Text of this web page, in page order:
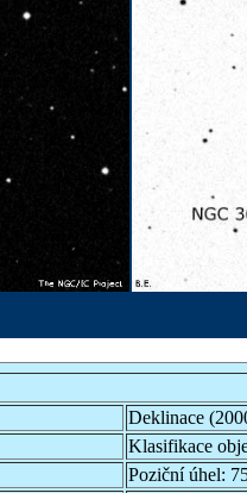
Deklinace
Klasifikace
Poziční úhel: